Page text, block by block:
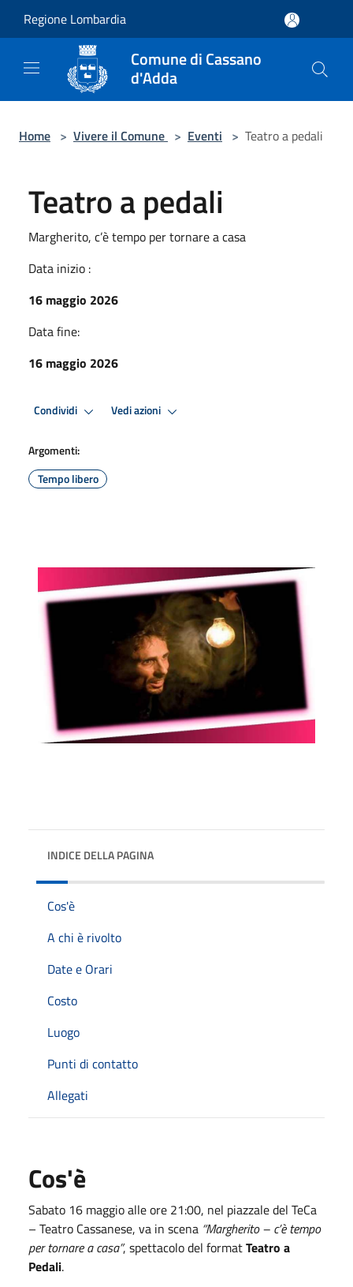
Regione Lombardia
Comune di Cassano
d'Adda
Home > Vivere il Comune > Eventi > Teatro a pedali
Teatro a pedali
Margherito, c’è tempo per tornare a casa
Data inizio :
16 maggio 2026
Data fine:
16 maggio 2026
Condividi Vedi azioni
Argomenti:
Tempo libero
INDICE DELLA PAGINA
Cos'è
A chi è rivolto
Date e Orari
Costo
Luogo
Punti di contatto
Allegati
Cos'è
Sabato 16 maggio alle ore 21:00, nel piazzale del TeCa
– Teatro Cassanese, va in scena “Margherito – c’è tempo
per tornare a casa”, spettacolo del formatTeatro a
Pedali.